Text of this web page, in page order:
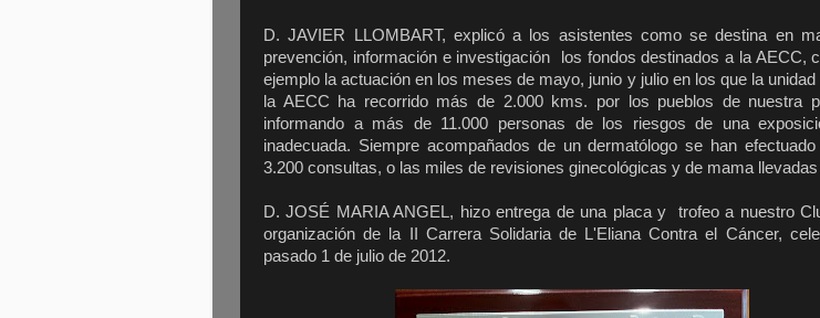
D. JAVIER LLOMBART, explicó a los asistentes como se destina en
prevención, información e investigación los fondos destinados a la AECC,
ejemplo la actuación en los meses de mayo, junio y julio en los que la
la AECC ha recorrido más de 2.000 kms. por los pueblos de nuestra
informando a más de 11.000 personas de los riesgos de una
inadecuada. Siempre acompañados de un dermatólogo se han
3.200 consultas, o las miles de revisiones ginecológicas y de mama
D. JOSÉ MARIA ANGEL, hizo entrega de una placa y trofeo a nuestro
organización de la II Carrera Solidaria de L'Eliana Contra el Cáncer,
pasado 1 de julio de 2012.